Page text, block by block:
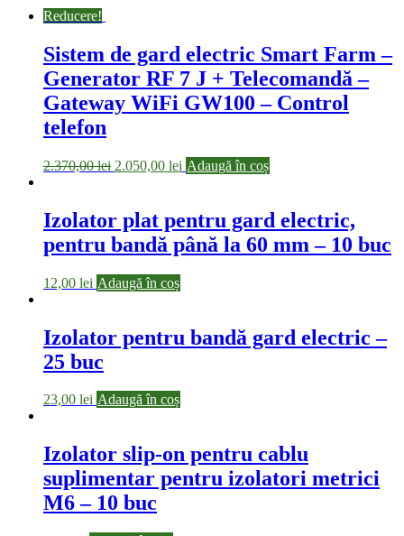
Reducere!
Sistem de gard electric Smart Farm –
Generator RF 7 J + Telecomandă –
Gateway WiFi GW100 – Control
telefon
2.370,00lei 2.050,00 lei Adaugă în coș
Izolator plat pentru gard electric,
pentru bandă până la 60 mm – 10 buc
12,00 lei Adaugă în coș
Izolator pentru bandă gard electric –
25 buc
23,00 lei Adaugă în coș
Izolator slip-on pentru cablu
suplimentar pentru izolatori metrici
M6 – 10 buc